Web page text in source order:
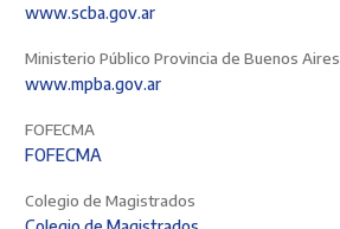
www.scba.gov.ar
Ministerio Público Provincia de Buenos Aires
www.mpba.gov.ar
FOFECMA
FOFECMA
Colegio de Magistrados